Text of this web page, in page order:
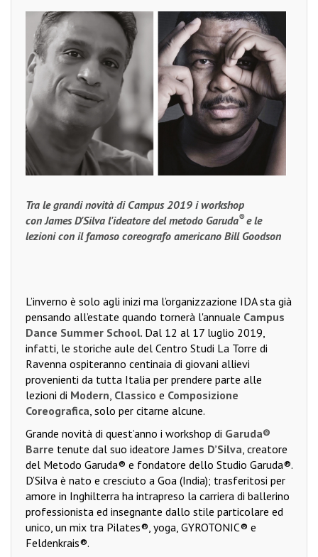
Tra le grandi novità di Campus 2019 i workshop
con James D'Silva l'ideatore del metodo Garuda®e le
lezioni con il famoso coreografo americano Bill Goodson
L’inverno è solo agli inizi ma l’organizzazione IDA sta già
pensando all’estate quando tornerà l'annuale Campus
Dance Summer School. Dal 12 al 17 luglio 2019,
infatti, le storiche aule del Centro Studi La Torre di
Ravenna ospiteranno centinaia di giovani allievi
provenienti da tutta Italia per prendere parte alle
lezioni di Modern Classico e Composizione
Coreografica , solo per citarne alcune.
Grande novità di quest’anno i workshop di Garuda®
Barre tenute dal suo ideatore James D’Silva , creatore
del Metodo Garuda® e fondatore dello Studio Garuda®.
D’Silva è nato e cresciuto a Goa (India); trasferitosi per
amore in Inghilterra ha intrapreso la carriera di ballerino
professionista ed insegnante dallo stile particolare ed
unico, un mix tra Pilates®, yoga, GYROTONIC® e
Feldenkrais®.